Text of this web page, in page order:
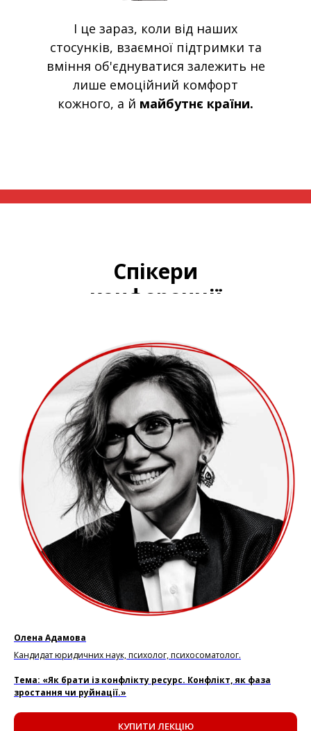
І це зараз, коли від наших
стосунків, взаємної підтримки та
вміння об'єднуватися залежить не
лише емоційний комфорт
кожного, а й майбутнє країни.
Спікери
конференції
Олена Адамова
Кандидат юридичних наук, психолог, психосоматолог.
Тема: «Як брати із конфлікту ресурс. Конфлікт, як фаза
зростання чи руйнації.»
КУПИТИ ЛЕКЦІЮ